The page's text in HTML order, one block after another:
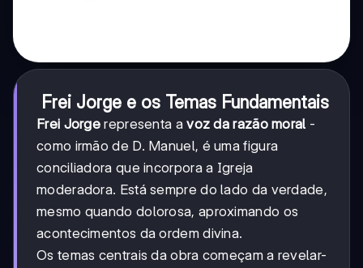
Frei Jorge e os Temas Fundamentais
Frei Jorge representa avoz da razão moral -
como irmão de D. Manuel, é uma figura
conciliadora que incorpora a Igreja
moderadora. Está sempre do lado da verdade,
mesmo quando dolorosa, aproximando os
acontecimentos da ordem divina.
Os temas centrais da obra começam a revelar-